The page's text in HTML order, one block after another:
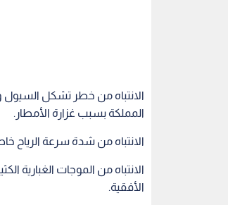
الانتباه من خطر تشكل
المملكة بسبب غزارة الأمطار.
الانتباه من شدة سرعة الرياح
الانتباه من الموجات الغبارية
الأفقية.